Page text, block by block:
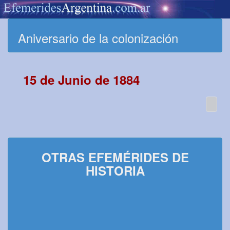
Aniversario de la colonización
15 de Junio de 1884
OTRAS EFEMÉRIDES DE
HISTORIA